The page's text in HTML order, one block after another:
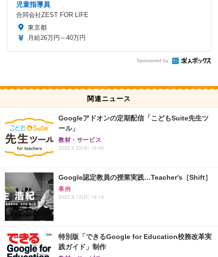
児童指導員
合同会社ZEST FOR LIFE
東京都
月給26万円～40万円
Sponsored by
関連ニュース
Googleアドオンの定期配信「こどもSuite先生ツ
ール」
教材・サービス
2022.6.22(水) 16:45
Google認定教員の授業実践…Teacher's［Shift］
事例
2022.6.13(月) 19:15
特別版「できるGoogle for Education校務改革実
践ガイド」制作